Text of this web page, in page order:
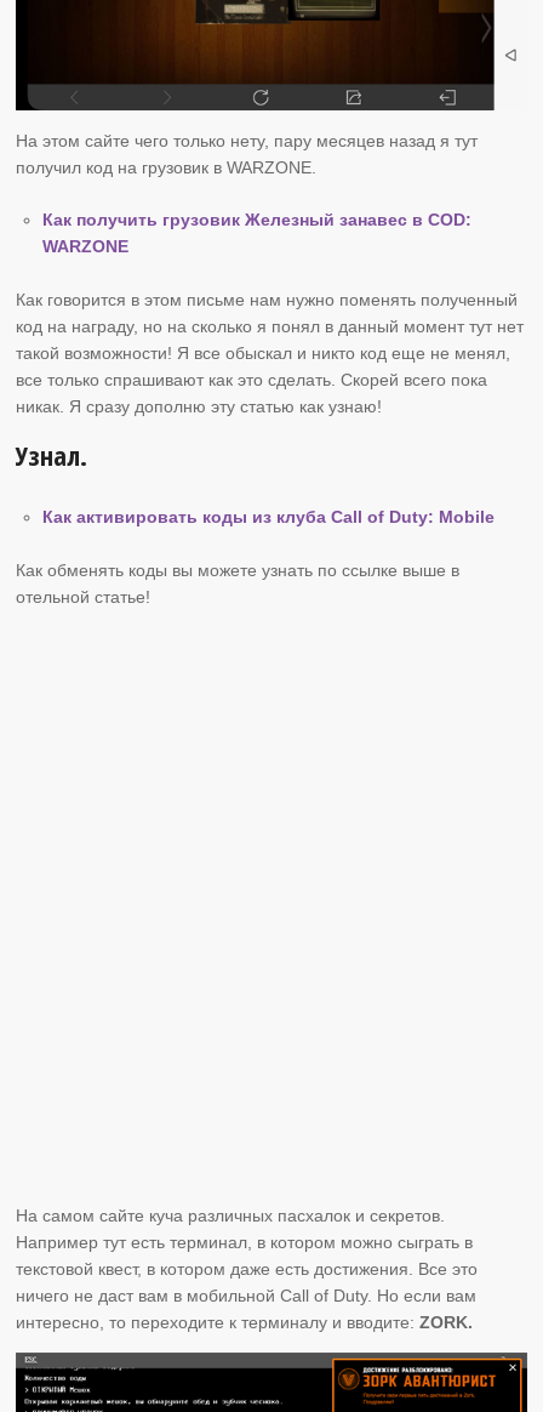
На этом сайте чего только нету, пару месяцев назад я тут
получил код на грузовик в WARZONE.
Как получить грузовик Железный занавес в COD:
WARZONE
Как говорится в этом письме нам нужно поменять полученный
код на награду, но на сколько я понял в данный момент тут нет
такой возможности! Я все обыскал и никто код еще не менял,
все только спрашивают как это сделать. Скорей всего пока
никак. Я сразу дополню эту статью как узнаю!
Узнал.
Как активировать коды из клуба Call of Duty: Mobile
Как обменять коды вы можете узнать по ссылке выше в
отельной статье!
На самом сайте куча различных пасхалок и секретов.
Например тут есть терминал, в котором можно сыграть в
текстовой квест, в котором даже есть достижения. Все это
ничего не даст вам в мобильной Call of Duty. Но если вам
интересно, то переходите к терминалу и вводите:ZORK.